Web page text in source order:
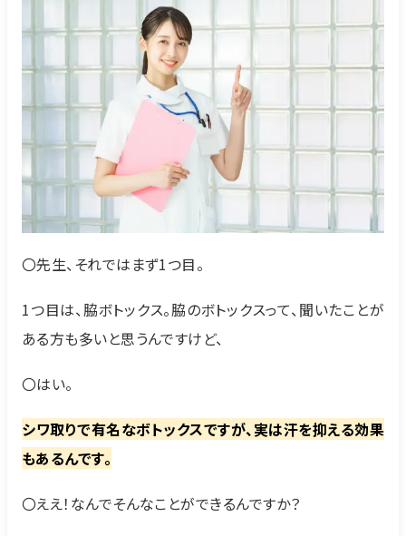
〇先生、それではまず1つ目。
1つ目は、脇ボトックス。脇のボトックスって、聞いたことが
ある方も多いと思うんですけど、
〇はい。
シワ取りで有名なボトックスですが、実は汗を抑える効果
もあるんです。
〇ええ！なんでそんなことができるんですか？